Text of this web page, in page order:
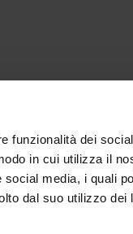
funzionalità dei
in cui utilizza il
media, i quali
dal suo utilizzo dei
San Biagio,10
Monselice (PD)